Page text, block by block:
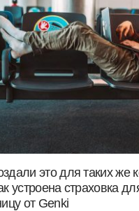
это для таких же
устроена страховка
от Genki